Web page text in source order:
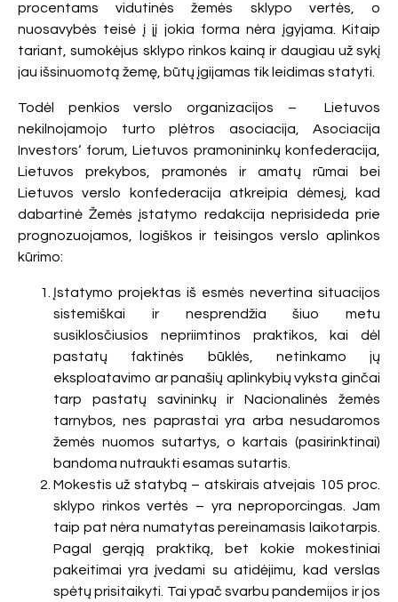
procentams vidutinės žemės sklypo vertės, o
nuosavybės teisė į jį jokia forma nėra įgyjama. Kitaip
tariant, sumokėjus sklypo rinkos kainą ir daugiau už sykį
jau išsinuomotą žemę, būtų įgijamas tik leidimas statyti.
Todėl penkios verslo organizacijos – Lietuvos
nekilnojamojo turto plėtros asociacija, Asociacija
Investors‘ forum, Lietuvos pramonininkų konfederacija,
Lietuvos prekybos, pramonės ir amatų rūmai bei
Lietuvos verslo konfederacija atkreipia dėmesį, kad
dabartinė Žemės įstatymo redakcija neprisideda prie
prognozuojamos, logiškos ir teisingos verslo aplinkos
kūrimo:
Įstatymo projektas iš esmės nevertina situacijos
sistemiškai ir nesprendžia šiuo metu
susiklosčiusios nepriimtinos praktikos, kai dėl
pastatų faktinės būklės, netinkamo jų
eksploatavimo ar panašių aplinkybių vyksta ginčai
tarp pastatų savininkų ir Nacionalinės žemės
tarnybos, nes paprastai yra arba nesudaromos
žemės nuomos sutartys, o kartais (pasirinktinai)
bandoma nutraukti esamas sutartis.
Mokestis už statybą – atskirais atvejais 105 proc.
sklypo rinkos vertės – yra neproporcingas. Jam
taip pat nėra numatytas pereinamasis laikotarpis.
Pagal gerąją praktiką, bet kokie mokestiniai
pakeitimai yra įvedami su atidėjimu, kad verslas
spėtų prisitaikyti. Tai ypač svarbu pandemijos ir jos